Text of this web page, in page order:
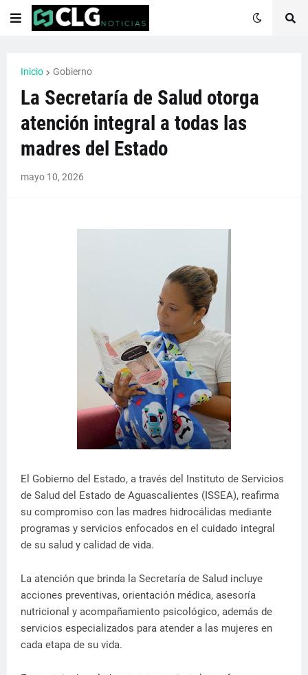
Inicio Gobierno
La Secretaría de Salud otorga
atención integral a todas las
madres del Estado
mayo 10, 2026
El Gobierno del Estado, a través del Instituto de Servicios
de Salud del Estado de Aguascalientes (ISSEA), reafirma
su compromiso con las madres hidrocálidas mediante
programas y servicios enfocados en el cuidado integral
de su salud y calidad de vida.
La atención que brinda la Secretaría de Salud incluye
acciones preventivas, orientación médica, asesoría
nutricional y acompañamiento psicológico, además de
servicios especializados para atender a las mujeres en
cada etapa de su vida.